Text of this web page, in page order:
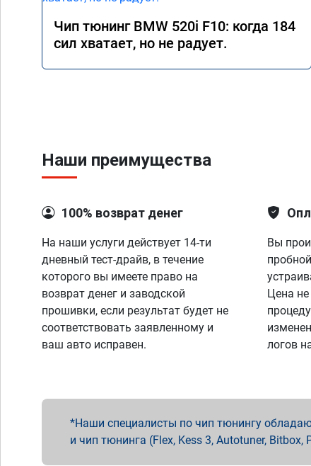
Чип тюнинг BMW 520i F10: когда 184
сил хватает, но не радует.
Наши преимущества
100% возврат денег
На наши услуги действует 14-ти
дневный тест-драйв, в течение
которого вы имеете право на
возврат денег и заводской
прошивки, если результат будет не
соответствовать заявленному и
ваш авто исправен.
Вы
Цена не
логов
Наши специалисты по чип тюнингу
и чип тюнинга (Flex, Kess 3, Autotuner,